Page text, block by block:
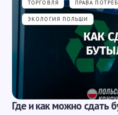
ТОРГОВЛЯ ПРАВА
ЭКОЛОГИЯ ПОЛЬШИ
Где и как можно сдать